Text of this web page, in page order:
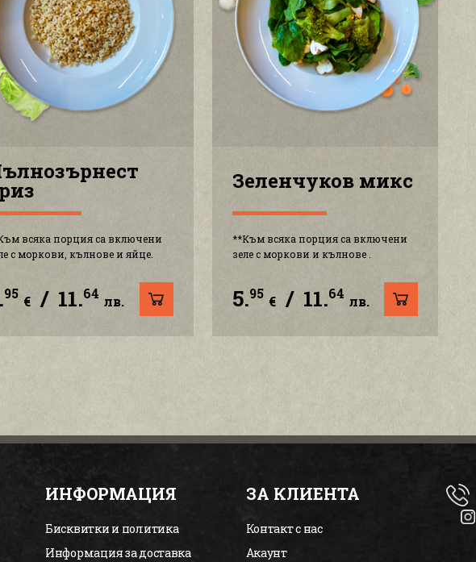
всяка порция са включени
с моркови, кълнове и яйце.
95 € / 11.64 лв.
Зеленчуков микс
**Към всяка порция са включени
зеле с моркови и кълнове .
5.95 € / 11.64 лв.
ИНФОРМАЦИЯ
Бисквитки и политика
Информация за доставка
ЗА КЛИЕНТА
Контакт с нас
Акаунт